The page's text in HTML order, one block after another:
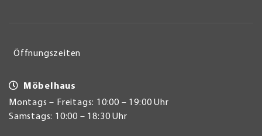
Öffnungszeiten
Möbelhaus
Montags – Freitags: 10:00 – 19:00 Uhr
Samstags: 10:00 – 18:30 Uhr